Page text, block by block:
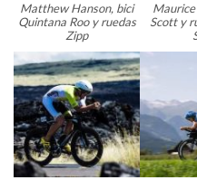
Matthew Hanson, bici
Quintana Roo y ruedas
Zipp
Scott y